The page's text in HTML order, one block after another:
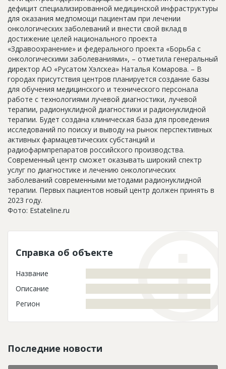
дефицит специализированной медицинской инфраструктуры
для оказания медпомощи пациентам при лечении
онкологических заболеваний и внести свой вклад в
достижение целей национального проекта
«Здравоохранение» и федерального проекта «Борьба с
онкологическими заболеваниями», – отметила генеральный
директор АО «Русатом Хэлскеа» Наталья Комарова. – В
городах присутствия центров планируется создание базы
для обучения медицинского и технического персонала
работе с технологиями лучевой диагностики, лучевой
терапии, радионуклидной диагностики и радионуклидной
терапии. Будет создана клиническая база для проведения
исследований по поиску и выводу на рынок перспективных
активных фармацевтических субстанций и
радиофармпрепаратов российского производства.
Современный центр сможет оказывать широкий спектр
услуг по диагностике и лечению онкологических
заболеваний современными методами радионуклидной
терапии. Первых пациентов новый центр должен принять в
2023 году.
Фото: Estateline.ru
Справка об объекте
Название
Описание
Регион
Последние новости